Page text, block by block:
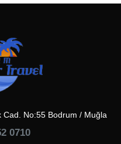
Cad. No:55 Bodrum / Muğla
0710